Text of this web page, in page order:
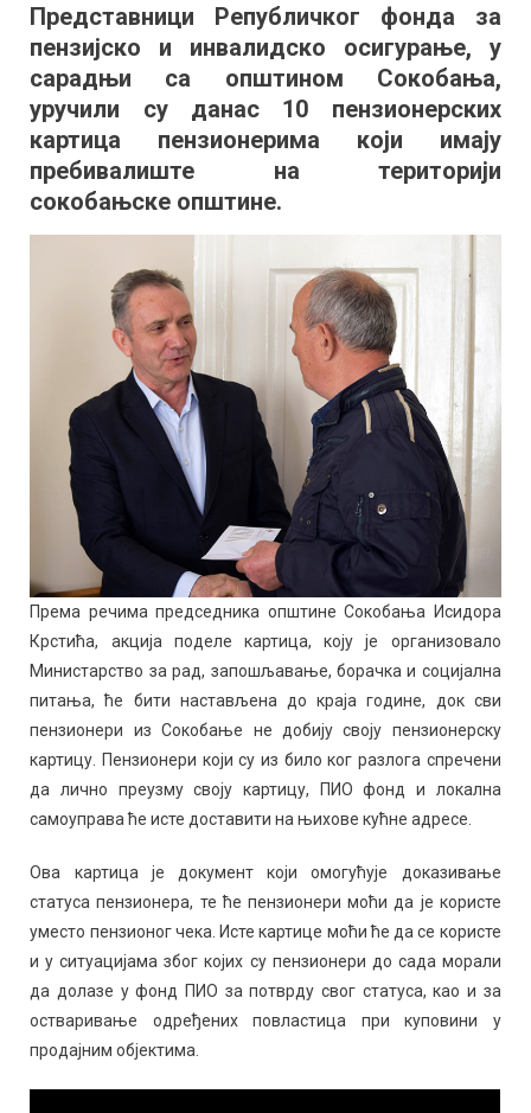
картица
Представници Републичког фонда за
пензијско и инвалидско осигурање, у
сарадњи са општином Сокобања,
уручили су данас 10 пензионерских
картица пензионерима који имају
пребивалиште на територији
сокобањске општине.
Према речима председника општине Сокобања Исидора
Крстића, акција поделе картица, коју је организовало
Министарство за рад, запошљавање, борачка и социјална
питања, ће бити настављена до краја године, док сви
пензионери из Сокобање не добију своју пензионерску
картицу. Пензионери који су из било ког разлога спречени
да лично преузму своју картицу, ПИО фонд и локална
самоуправа ће исте доставити на њихове кућне адресе.
Ова картица је документ који омогућује доказивање
статуса пензионера, те ће пензионери моћи да је користе
уместо пензионог чека. Исте картице моћи ће да се користе
и у ситуацијама због којих су пензионери до сада морали
да долазе у фонд ПИО за потврду свог статуса, као и за
остваривање одређених повластица при куповини у
продајним објектима.